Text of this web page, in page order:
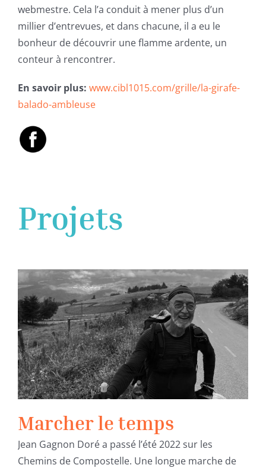
webmestre. Cela l’a conduit à mener plus d’un
millier d’entrevues, et dans chacune, il a eu le
bonheur de découvrir une flamme ardente, un
conteur à rencontrer.
En savoir plus: www.cibl1015.com/grille/la-girafe-
balado-ambleuse
Projets
Marcher le temps
Marcher le temps
Jean Gagnon Doré a passé l’été 2022 sur les
Chemins de Compostelle. Une longue marche de